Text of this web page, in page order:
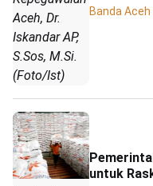
Aceh, Dr.
Iskandar AP,
S.Sos, M.Si.
(Foto/Ist)
Banda Aceh
untuk